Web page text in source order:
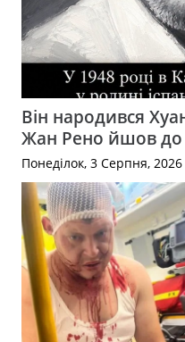
Він народився
Жан Рено йшов до
Понеділок, 3 Серпня, 2026